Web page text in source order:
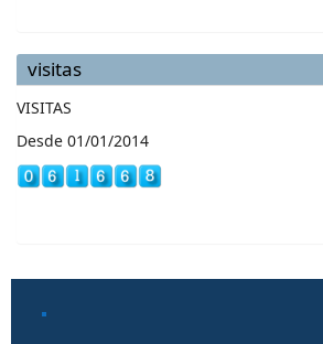
visitas
VISITAS
Desde 01/01/2014